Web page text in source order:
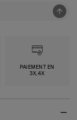
PAIEMENT EN
3X,4X